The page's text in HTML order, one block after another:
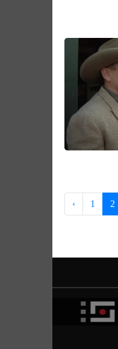
‹ 1 2